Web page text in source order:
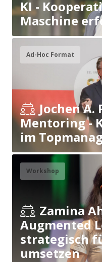
KI -
Maschine
Ad-Hoc Format
Jochen A.
Mentoring -
im
Workshop
Zamina
Augmented
strategisch
umsetzen